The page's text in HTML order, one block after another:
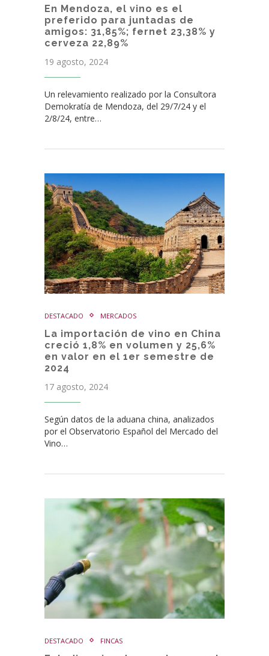
En Mendoza, el vino es el
preferido para juntadas de
amigos: 31,85%; fernet 23,38% y
cerveza 22,89%
19 agosto, 2024
Un relevamiento realizado por la Consultora
Demokratía de Mendoza, del 29/7/24 y el
2/8/24, entre…
DESTACADO MERCADOS
La importación de vino en China
creció 1,8% en volumen y 25,6%
en valor en el 1er semestre de
2024
17 agosto, 2024
Según datos de la aduana china, analizados
por el Observatorio Español del Mercado del
Vino…
DESTACADO FINCAS